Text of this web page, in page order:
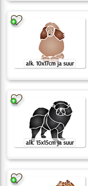
alk. 10x17cm ja suur
alk. 15x15cm ja suur